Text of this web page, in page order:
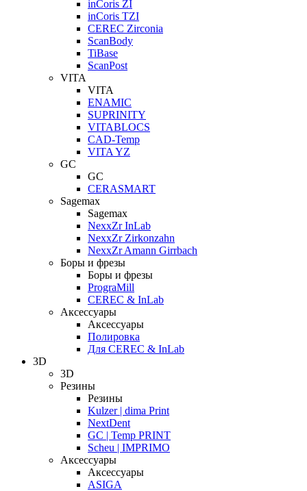
inCoris ZI
inCoris TZI
CEREC Zirconia
ScanBody
TiBase
ScanPost
VITA
VITA
ENAMIC
SUPRINITY
VITABLOCS
CAD-Temp
VITA YZ
GC
GC
CERASMART
Sagemax
Sagemax
NexxZr InLab
NexxZr Zirkonzahn
NexxZr Amann Girrbach
Боры и фрезы
Боры и фрезы
PrograMill
CEREC & InLab
Аксессуары
Аксессуары
Полировка
Для CEREC & InLab
3D
3D
Резины
Резины
Kulzer | dima Print
NextDent
GC | Temp PRINT
Scheu | IMPRIMO
Аксессуары
Аксессуары
ASIGA